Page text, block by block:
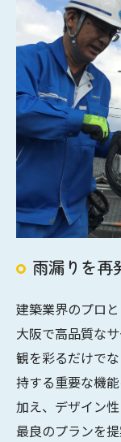
雨漏りを再
建築業界のプロ
大阪で高品質な
観を彩るだけで
持する重要な機
加え、デザイン
最良のプランを